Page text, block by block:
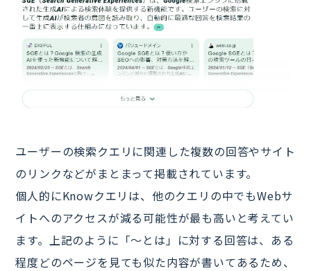
ユーザーの検索クエリに関連した複数の回答やサイト
のリンクなどがまとまって掲載されています。
個人的にKnowクエリは、他のクエリの中でもWebサ
イトへのアクセスが減る可能性が最も高いと考えてい
ます。上記のように「～とは」に対する回答は、ある
程度どのページを見ても似た内容が書いてあるため、